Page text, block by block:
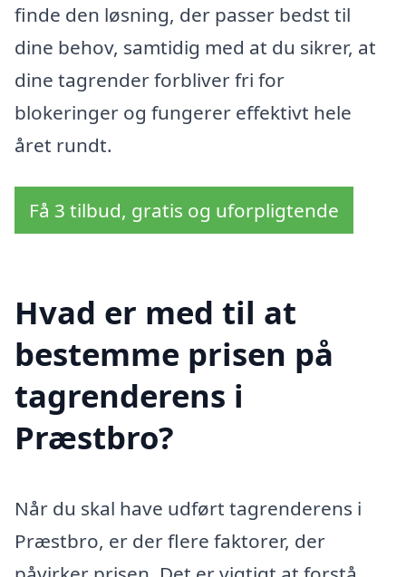
finde den løsning, der passer bedst til
dine behov, samtidig med at du sikrer, at
dine tagrender forbliver fri for
blokeringer og fungerer effektivt hele
året rundt.
Få 3 tilbud, gratis og uforpligtende
Hvad er med til at
bestemme prisen på
tagrenderens i
Præstbro?
Når du skal have udført tagrenderens i
Præstbro, er der flere faktorer, der